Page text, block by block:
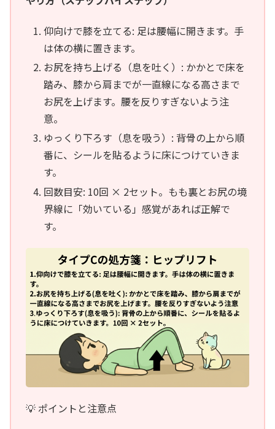
仰向けで膝を立てる: 足は腰幅に開きます。手
は体の横に置きます。
お尻を持ち上げる（息を吐く）: かかとで床を
踏み、膝から肩までが一直線になる高さまで
お尻を上げます。腰を反りすぎないよう注
意。
ゆっくり下ろす（息を吸う）: 背骨の上から順
番に、シールを貼るように床につけていきま
す。
回数目安: 10回 × 2セット。もも裏とお尻の境
界線に「効いている」感覚があれば正解で
す。
💡 ポイントと注意点